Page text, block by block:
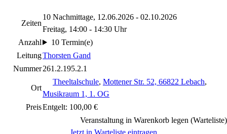
Zeiten
10 Nachmittage, 12.06.2026 - 02.10.2026
Freitag, 14:00 - 14:30 Uhr
Anzahl
10 Termin(e)
LeitungThorsten Gand
Nummer261.2.195.2.1
Ort
Theeltalschule, Mottener Str. 52, 66822 Lebach,
Musikraum 1, 1. OG
PreisEntgelt: 100,00 €
Veranstaltung in Warenkorb legen (Warteliste)
Jetzt in Warteliste eintragen